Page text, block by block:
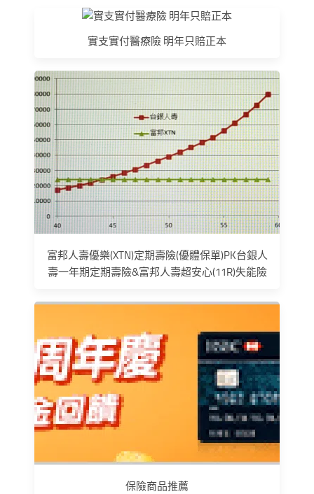
實支實付醫療險 明年只賠正本
富邦人壽優樂(XTN)定期壽險(優體保單)PK台銀人
壽一年期定期壽險&富邦人壽超安心(11R)失能險
保險商品推薦